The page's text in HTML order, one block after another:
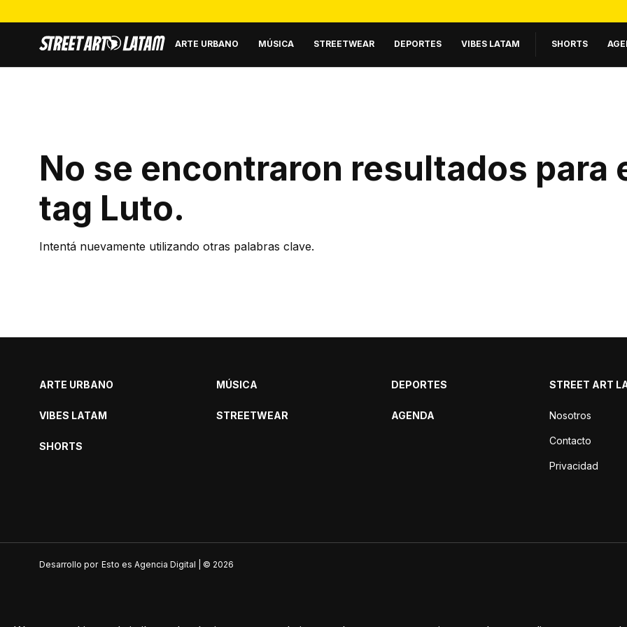
ARTE URBANO MÚSICA STREETWEAR DEPORTES VIBES LATAM SHORTS
No se encontraron resultados para
tag Luto.
Intentá nuevamente utilizando otras palabras clave.
ARTE URBANO
VIBES LATAM
SHORTS
MÚSICA
STREETWEAR
DEPORTES
AGENDA
STREET ART
Nosotros
Contacto
Privacidad
Desarrollo por Esto es Agencia Digital | © 2026